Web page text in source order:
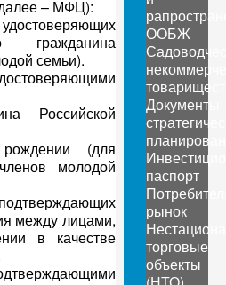
– МФЦ):
гражданина
семьи).
Российской
(для
молодой
между лицами,
в качестве
ООБЖ
Документы
паспорт
рынок
торговые
объекты